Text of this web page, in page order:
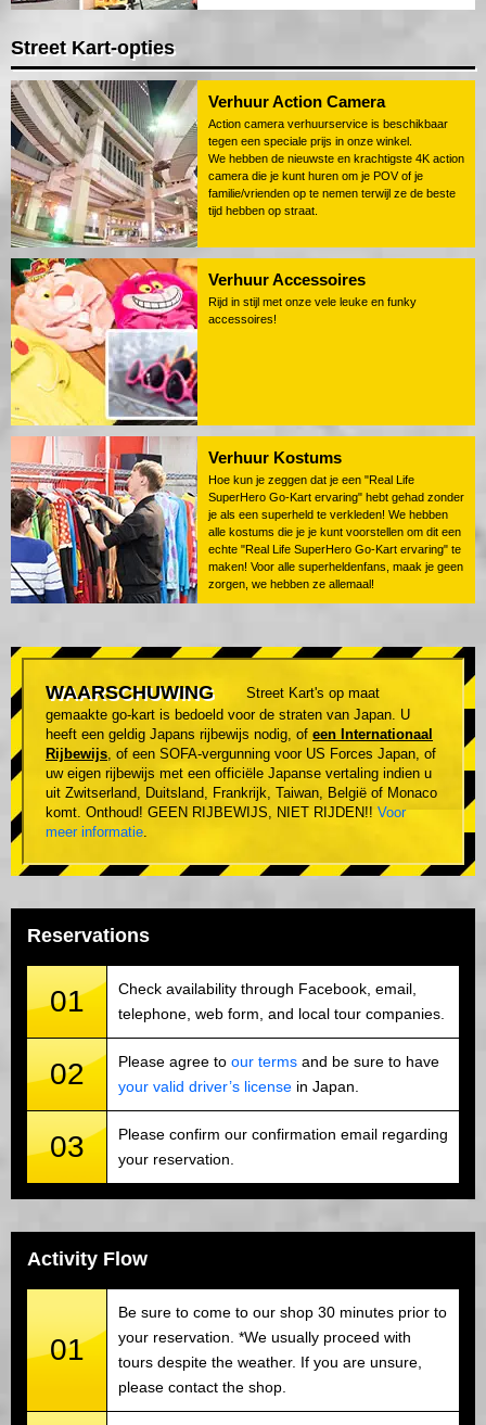
Street Kart-opties
Verhuur Action Camera
Action camera verhuurservice is beschikbaar
tegen een speciale prijs in onze winkel.
We hebben de nieuwste en krachtigste 4K action
camera die je kunt huren om je POV of je
familie/vrienden op te nemen terwijl ze de beste
tijd hebben op straat.
Verhuur Accessoires
Rijd in stijl met onze vele leuke en funky
accessoires!
Verhuur Kostums
Hoe kun je zeggen dat je een "Real Life
SuperHero Go-Kart ervaring" hebt gehad zonder
je als een superheld te verkleden! We hebben
alle kostums die je je kunt voorstellen om dit een
echte "Real Life SuperHero Go-Kart ervaring" te
maken! Voor alle superheldenfans, maak je geen
zorgen, we hebben ze allemaal!
WAARSCHUWING
Street Kart's op maat
gemaakte go-kart is bedoeld voor de straten van Japan. U
heeft een geldig Japans rijbewijs nodig, of een Internationaal
Rijbewijs, of een SOFA-vergunning voor US Forces Japan, of
uw eigen rijbewijs met een officiële Japanse vertaling indien u
uit Zwitserland, Duitsland, Frankrijk, Taiwan, België of Monaco
komt. Onthoud! GEEN RIJBEWIJS, NIET RIJDEN!! Voor
meer informatie.
Reservations
01
Check availability through Facebook, email,
telephone, web form, and local tour companies.
02 Please agree to our terms and be sure to have
your valid driver’s license in Japan.
03
Please confirm our confirmation email regarding
your reservation.
Activity Flow
01
Be sure to come to our shop 30 minutes prior to
your reservation. *We usually proceed with
tours despite the weather. If you are unsure,
please contact the shop.